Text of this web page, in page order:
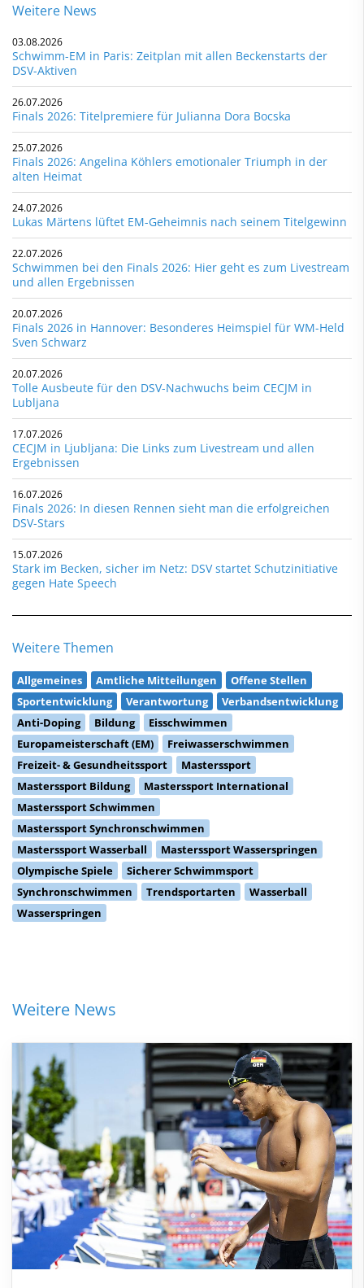
Weitere News
03.08.2026
Schwimm-EM in Paris: Zeitplan mit allen Beckenstarts der
DSV-Aktiven
26.07.2026
Finals 2026: Titelpremiere für Julianna Dora Bocska
25.07.2026
Finals 2026: Angelina Köhlers emotionaler Triumph in der
alten Heimat
24.07.2026
Lukas Märtens lüftet EM-Geheimnis nach seinem Titelgewinn
22.07.2026
Schwimmen bei den Finals 2026: Hier geht es zum Livestream
und allen Ergebnissen
20.07.2026
Finals 2026 in Hannover: Besonderes Heimspiel für WM-Held
Sven Schwarz
20.07.2026
Tolle Ausbeute für den DSV-Nachwuchs beim CECJM in
Lubljana
17.07.2026
CECJM in Ljubljana: Die Links zum Livestream und allen
Ergebnissen
16.07.2026
Finals 2026: In diesen Rennen sieht man die erfolgreichen
DSV-Stars
15.07.2026
Stark im Becken, sicher im Netz: DSV startet Schutzinitiative
gegen Hate Speech
Weitere Themen
Allgemeines Amtliche Mitteilungen
Offene Stellen
Sportentwicklung
Verantwortung
Verbandsentwicklung
Anti-Doping
Bildung
Eisschwimmen
Europameisterschaft (EM)
Freiwasserschwimmen
Freizeit- & Gesundheitssport
Masterssport
Masterssport Bildung
Masterssport International
Masterssport Schwimmen
Masterssport Synchronschwimmen
Masterssport Wasserball
Masterssport Wasserspringen
Olympische Spiele
Sicherer Schwimmsport
Synchronschwimmen
Trendsportarten
Wasserball
Wasserspringen
Weitere News